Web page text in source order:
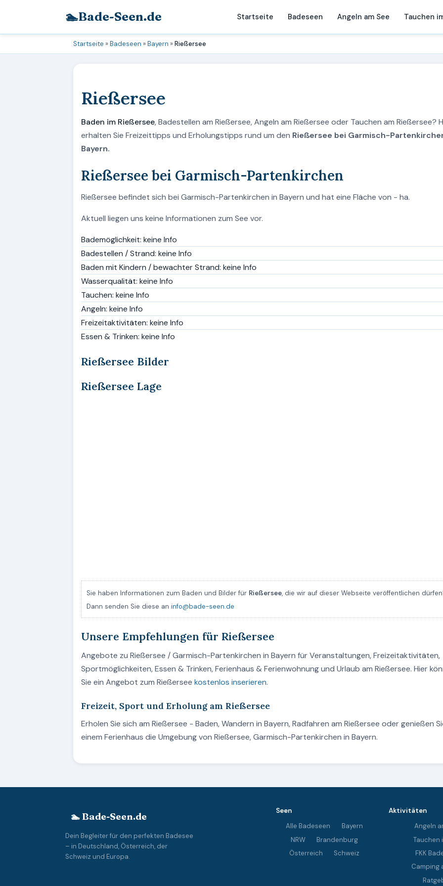
🏊Bade-Seen.de Startseite Badeseen Angeln am See Tauchen
Startseite »Badeseen »Bayern »Rießersee
Rießersee
Baden im Rießersee, Badestellen am Rießersee, Angeln am Rießersee oder Tauchen am Rießersee?
erhalten Sie Freizeittipps und Erholungstipps rund um den Rießersee bei Garmisch-
Bayern.
Rießersee bei Garmisch-Partenkirchen
Rießersee befindet sich bei Garmisch-Partenkirchen in Bayern und hat eine Fläche von - ha.
Aktuell liegen uns keine Informationen zum See vor.
Bademöglichkeit: keine Info
Badestellen / Strand: keine Info
Baden mit Kindern / bewachter Strand: keine Info
Wasserqualität: keine Info
Tauchen: keine Info
Angeln: keine Info
Freizeitaktivitäten: keine Info
Essen & Trinken: keine Info
Rießersee Bilder
Rießersee Lage
Sie haben Informationen zum Baden und Bilder für Rießersee, die wir auf dieser Webseite veröffentlichen
Dann senden Sie diese an info@bade-seen.de
Unsere Empfehlungen für Rießersee
Angebote zu Rießersee / Garmisch-Partenkirchen in Bayern für Veranstaltungen, Freizeitaktivitäten,
Sportmöglichkeiten, Essen & Trinken, Ferienhaus & Ferienwohnung und Urlaub am Rießersee. Hier
Sie ein Angebot zum Rießersee kostenlos inserieren.
Freizeit, Sport und Erholung am Rießersee
Erholen Sie sich am Rießersee - Baden, Wandern in Bayern, Radfahren am Rießersee oder genießen
einem Ferienhaus die Umgebung von Rießersee, Garmisch-Partenkirchen in Bayern.
🏊 Bade-Seen.de
Dein Begleiter für den perfekten Badesee
– in Deutschland, Österreich, der
Schweiz und Europa.
Seen
Alle Badeseen
Bayern
NRW
Brandenburg
Österreich
Schweiz
Aktivitäten
Angeln
Tauchen
FKK
Camping